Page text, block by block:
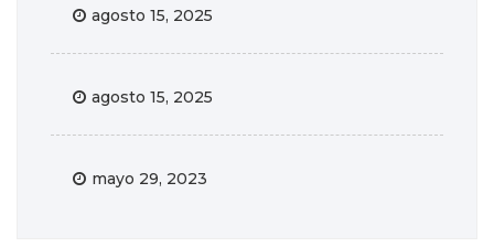
agosto 15, 2025
agosto 15, 2025
mayo 29, 2023